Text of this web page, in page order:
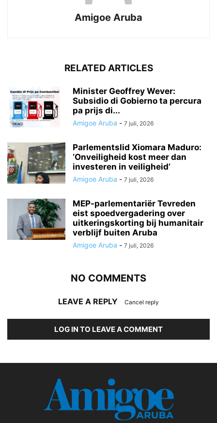
Amigoe Aruba
RELATED ARTICLES
Minister Geoffrey Wever:
Subsidio di Gobierno ta percura
pa prijs di...
Amigoe Aruba - 7 juli, 2026
Parlementslid Xiomara Maduro:
‘Onveiligheid kost meer dan
investeren in veiligheid’
Amigoe Aruba - 7 juli, 2026
MEP-parlementariër Tevreden
eist spoedvergadering over
uitkeringskorting bij humanitair
verblijf buiten Aruba
Amigoe Aruba - 7 juli, 2026
NO COMMENTS
LEAVE A REPLY Cancel reply
LOG IN TO LEAVE A COMMENT